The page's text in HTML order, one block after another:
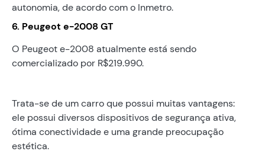
autonomia, de acordo com o Inmetro.
6. Peugeot e-2008 GT
O Peugeot e-2008 atualmente está sendo
comercializado por R$219.990.
Trata-se de um carro que possui muitas vantagens:
ele possui diversos dispositivos de segurança ativa,
ótima conectividade e uma grande preocupação
estética.